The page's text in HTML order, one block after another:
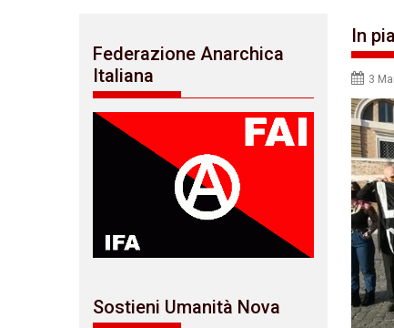
In
3
Federazione Anarchica
Italiana
Sostieni Umanità Nova